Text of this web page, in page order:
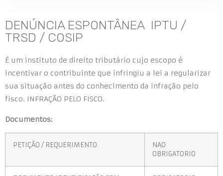
DENÚNCIA ESPONTÂNEA IPTU /
TRSD / COSIP
É um instituto de direito tributário cujo escopo é
incentivar o contribuinte que infringiu a lei a regularizar
sua situação antes do conhecimento da infração pelo
fisco. INFRAÇÃO PELO FISCO.
Documentos:
PETIÇÃO / REQUERIMENTO
NAO
OBRIGATORIO